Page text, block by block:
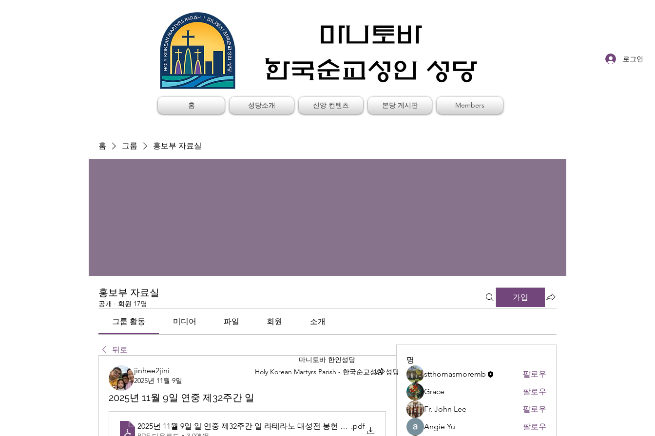
로그인
홈 성당소개 신앙 컨텐츠 본당 게시판 Members
홈 그룹 홍보부 자료실
홍보부 자료실
공개 · 회원 17명
가입
그룹 활동 미디어 파일 회원 소개
뒤로
jinhee2jini
2025년 11월 9일
2025년 11월 9일 연중 제32주간 일
2025년 11월 9일 일 연중 제32주간 일 라테라노 대성전 봉헌 축일 평신도 주일
.pdf
명
stthomasmoremb
팔로우
Grace
팔로우
Fr. John Lee
팔로우
Angie Yu
팔로우
마니토바 한인성당
Holy Korean Martyrs Parish - 한국순교성인 성당